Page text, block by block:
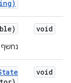
void
נחשף
void